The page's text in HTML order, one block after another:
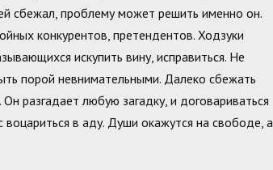
сбежал, проблему может решить именно он.
конкурентов, претендентов. Ходзуки
искупить вину, исправиться. Не
порой невнимательными. Далеко сбежать
разгадает любую загадку, и договариваться
в аду. Души окажутся на свободе, а